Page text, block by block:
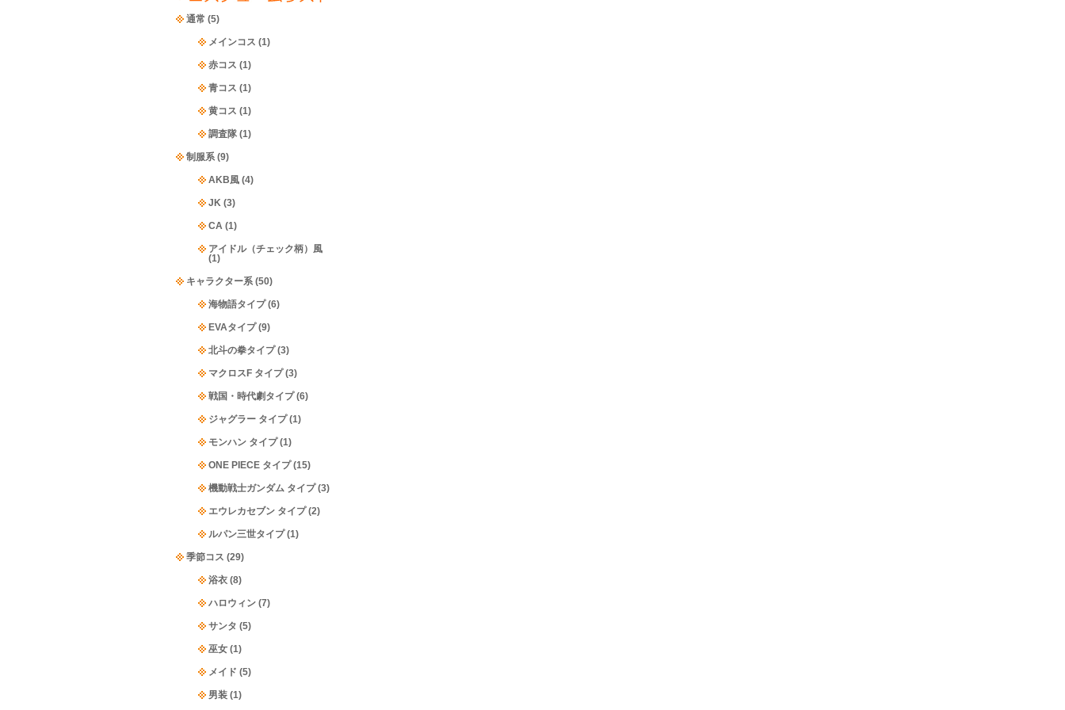
通常 (5)
メインコス (1)
赤コス (1)
青コス (1)
黄コス (1)
調査隊 (1)
制服系 (9)
AKB風 (4)
JK (3)
CA (1)
アイドル（チェック柄）風
(1)
キャラクター系 (50)
海物語タイプ(6)
EVAタイプ(9)
北斗の拳タイプ(3)
マクロスF タイプ(3)
戦国・時代劇タイプ(6)
ジャグラー タイプ(1)
モンハン タイプ(1)
ONE PIECE タイプ(15)
機動戦士ガンダム タイプ(3)
エウレカセブン タイプ(2)
ルパン三世タイプ(1)
季節コス (29)
浴衣 (8)
ハロウィン (7)
サンタ (5)
巫女 (1)
メイド (5)
男装 (1)